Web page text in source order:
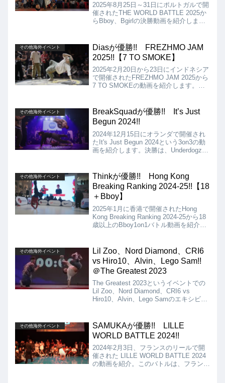
2025年8月25日～31日にポルトガルで開
催されたTHE WORLD BATTLE 2025か
らBboy、Bgirlの決勝動画を紹介しま
ROYALとなりましたが、結果は
DENIZ、ROYALの優勝となりました!!
その他海外イベント
Diasが優勝!! FREZHMO JAM
2025!!【7 TO SMOKE】
2025年2月20日から23日にインドネシア
で開催されたFREZHMO JAM 2025から
7 TO SMOKEの動画を紹介します。ゲ
優勝となりました!!
その他海外イベント
BreakSquadが優勝!! It’s Just
Begun 2024!!
2024年12月15日にオランダで開催され
たIt's Just Begun 2024という3on3の動
画を紹介します。決勝は、Underdogz
た!!
その他海外イベント
Thinkが優勝!! Hong Kong
Breaking Ranking 2024-25!!【18
＋Bboy】
2025年1月に香港で開催されたHong
Kong Breaking Ranking 2024-25から18
歳以上のBboy1on1バトル動画を紹介し
りました!!
その他海外イベント
Lil Zoo、Nord Diamond、CRI6
vs Hiro10、Alvin、Lego Sam!!
＠The Greatest 2023
The Greatest 2023というイベントでの
Lil Zoo、Nord Diamond、CRI6 vs
Hiro10、Alvin、Lego Samのエキシビジ
ません!!
その他海外イベント
SAMUKAが優勝!! LILLE
WORLD BATTLE 2024!!
2024年2月3日、フランスのリールで開
催された LILLE WORLD BATTLE 2024
の動画を紹介。このバトルは、フランス